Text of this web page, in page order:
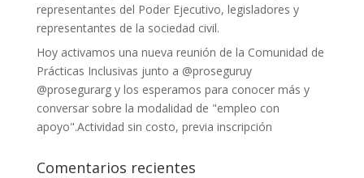
representantes del Poder Ejecutivo, legisladores y
representantes de la sociedad civil.
Hoy activamos una nueva reunión de la Comunidad de
Prácticas Inclusivas junto a @proseguruy
@prosegurarg y los esperamos para conocer más y
conversar sobre la modalidad de "empleo con
apoyo".Actividad sin costo, previa inscripción
Comentarios recientes